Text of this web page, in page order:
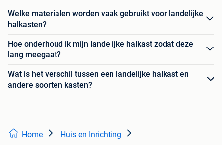
Welke materialen worden vaak gebruikt voor landelijke
halkasten?
Hoe onderhoud ik mijn landelijke halkast zodat deze
lang meegaat?
Wat is het verschil tussen een landelijke halkast en
andere soorten kasten?
Home Huis en Inrichting